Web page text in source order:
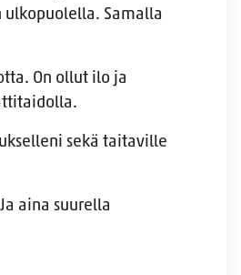
Samalla
On ollut ilo ja
sekä taitaville
aina suurella